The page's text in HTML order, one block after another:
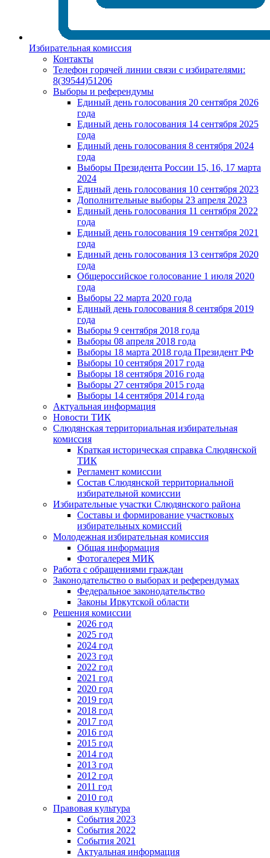
Избирательная комиссия
Контакты
Телефон горячей линии связи с избирателями:
8(39544)51206
Выборы и референдумы
Единый день голосования 20 сентября 2026
года
Единый день голосования 14 сентября 2025
года
Единый день голосования 8 сентября 2024
года
Выборы Президента России 15, 16, 17 марта
2024
Единый день голосования 10 сентября 2023
Дополнительные выборы 23 апреля 2023
Единый день голосования 11 сентября 2022
года
Единый день голосования 19 сентября 2021
года
Единый день голосования 13 сентября 2020
года
Общероссийское голосование 1 июля 2020
года
Выборы 22 марта 2020 года
Единый день голосования 8 сентября 2019
года
Выборы 9 сентября 2018 года
Выборы 08 апреля 2018 года
Выборы 18 марта 2018 года Президент РФ
Выборы 10 сентября 2017 года
Выборы 18 сентября 2016 года
Выборы 27 сентября 2015 года
Выборы 14 сентября 2014 года
Актуальная информация
Новости ТИК
Слюдянская территориальная избирательная
комиссия
Краткая историческая справка Слюдянской
ТИК
Регламент комиссии
Состав Слюдянской территориальной
избирательной комиссии
Избирательные участки Слюдянского района
Составы и формирование участковых
избирательных комиссий
Молодежная избирательная комиссия
Общая информация
Фотогалерея МИК
Работа с обращениями граждан
Законодательство о выборах и референдумах
Федеральное законодательство
Законы Иркутской области
Решения комиссии
2026 год
2025 год
2024 год
2023 год
2022 год
2021 год
2020 год
2019 год
2018 год
2017 год
2016 год
2015 год
2014 год
2013 год
2012 год
2011 год
2010 год
Правовая культура
События 2023
События 2022
События 2021
Актуальная информация